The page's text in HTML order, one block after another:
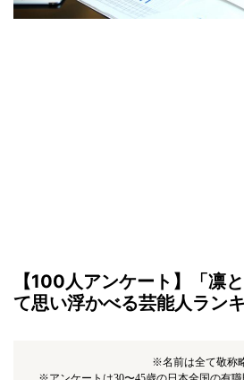
【100人アンケート】「凛
て思い浮かべる芸能人ラン
※名前は全て敬称